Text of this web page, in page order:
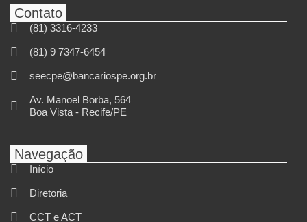
Contato
(81) 3316-4233
(81) 9 7347-6454
seecpe@bancariospe.org.br
Av. Manoel Borba, 564
Boa Vista - Recife/PE
Navegação
Início
Diretoria
CCT e ACT